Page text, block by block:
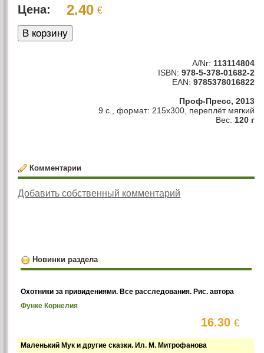
Цена: 2.40 €
A/Nr: 113114804
ISBN: 978-5-378-01682-2
EAN: 9785378016822
Проф-Пресс, 2013
9 с., формат: 215x300, переплёт мягкий
Вес: 120 г
Комментарии
Добавить собственный комментарий
Новинки раздела
Охотники за привидениями. Все расследования. Рис. автора
Функе Корнелия
16.30€
Маленький Мук и другие сказки. Ил. М. Митрофанова